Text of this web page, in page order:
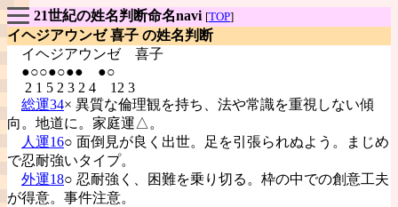
21世紀の姓名判断命名navi [TOP]
イヘジアウンゼ 喜子 の姓名判断
イヘジアウンゼ 喜子
●○○●○●● ●○
2 1 5 2 3 2 4 12 3
総運34× 異質な倫理観を持ち、法や常識を重視しない傾
向。地道に。家庭運△。
人運16○ 面倒見が良く出世。足を引張られぬよう。まじめ
で忍耐強いタイプ。
外運18○ 忍耐強く、困難を乗り切る。枠の中での創意工夫
が得意。事件注意。